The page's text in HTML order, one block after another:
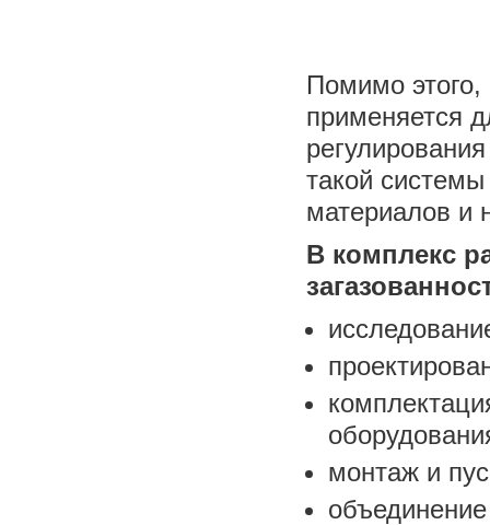
Помимо этого,
применяется
такой
материалов и
В комплекс
монтаж и